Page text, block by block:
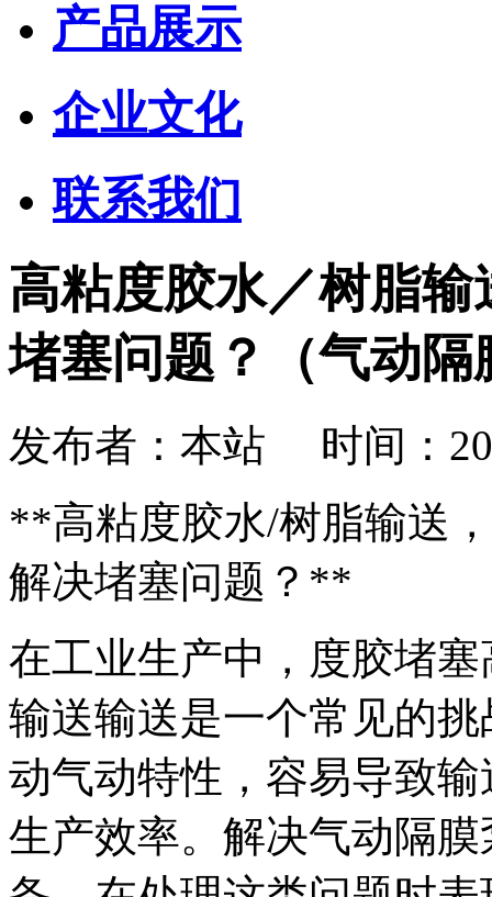
产品展示
企业文化
联系我们
高粘度胶水／树脂
堵塞问题？（气动
发布者：本站 时间：
**高粘度胶水/树脂输送
解决堵塞问题？**
在工业生产中，度胶堵
输送输送是一个常见的
动气动特性，容易导致
生产效率。解决气动隔